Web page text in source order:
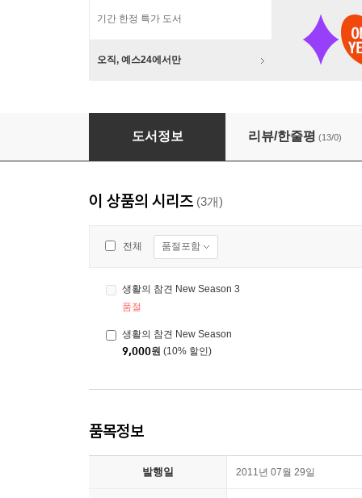
기간 한정 특가 도서
오직, 예스24에서만
생활의 참견 New Season 3
도서정보 리뷰/한줄평 (13/0)
이 상품의 시리즈 (3개)
전체 품절포함
생활의 참견 New Season 3
품절
생활의 참견 New Season
9,000원 (10% 할인)
품목정보
발행일 2011년 07월 29일